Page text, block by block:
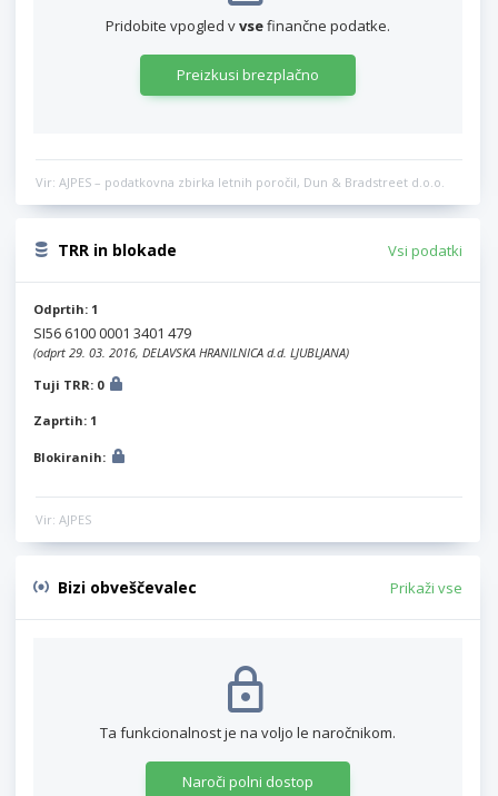
Pridobite vpogled vvsefinančne podatke.
Preizkusi brezplačno
Vir: AJPES – podatkovna zbirka letnih poročil, Dun & Bradstreet d.o.o.
TRR in blokade Vsi podatki
Odprtih: 1
SI56 6100 0001 3401 479
(odprt 29. 03. 2016, DELAVSKA HRANILNICA d.d. LJUBLJANA)
Tuji TRR: 0
Zaprtih: 1
Blokiranih:
Vir: AJPES
Bizi obveščevalec Prikaži vse
Ta funkcionalnost je na voljo le naročnikom.
Naroči polni dostop